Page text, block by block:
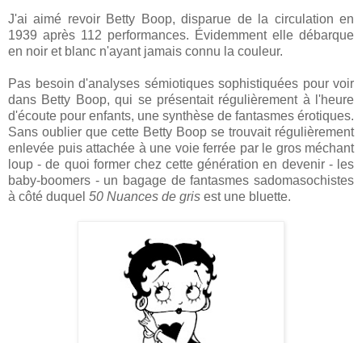
J'ai aimé revoir Betty Boop, disparue de la circulation en
1939 après 112 performances. Évidemment elle débarque
en noir et blanc n'ayant jamais connu la couleur.
Pas besoin d'analyses sémiotiques sophistiquées pour voir
dans Betty Boop, qui se présentait régulièrement à l'heure
d'écoute pour enfants, une synthèse de fantasmes érotiques.
Sans oublier que cette Betty Boop se trouvait régulièrement
enlevée puis attachée à une voie ferrée par le gros méchant
loup - de quoi former chez cette génération en devenir - les
baby-boomers - un bagage de fantasmes sadomasochistes
à côté duquel 50 Nuances de gris est une bluette.